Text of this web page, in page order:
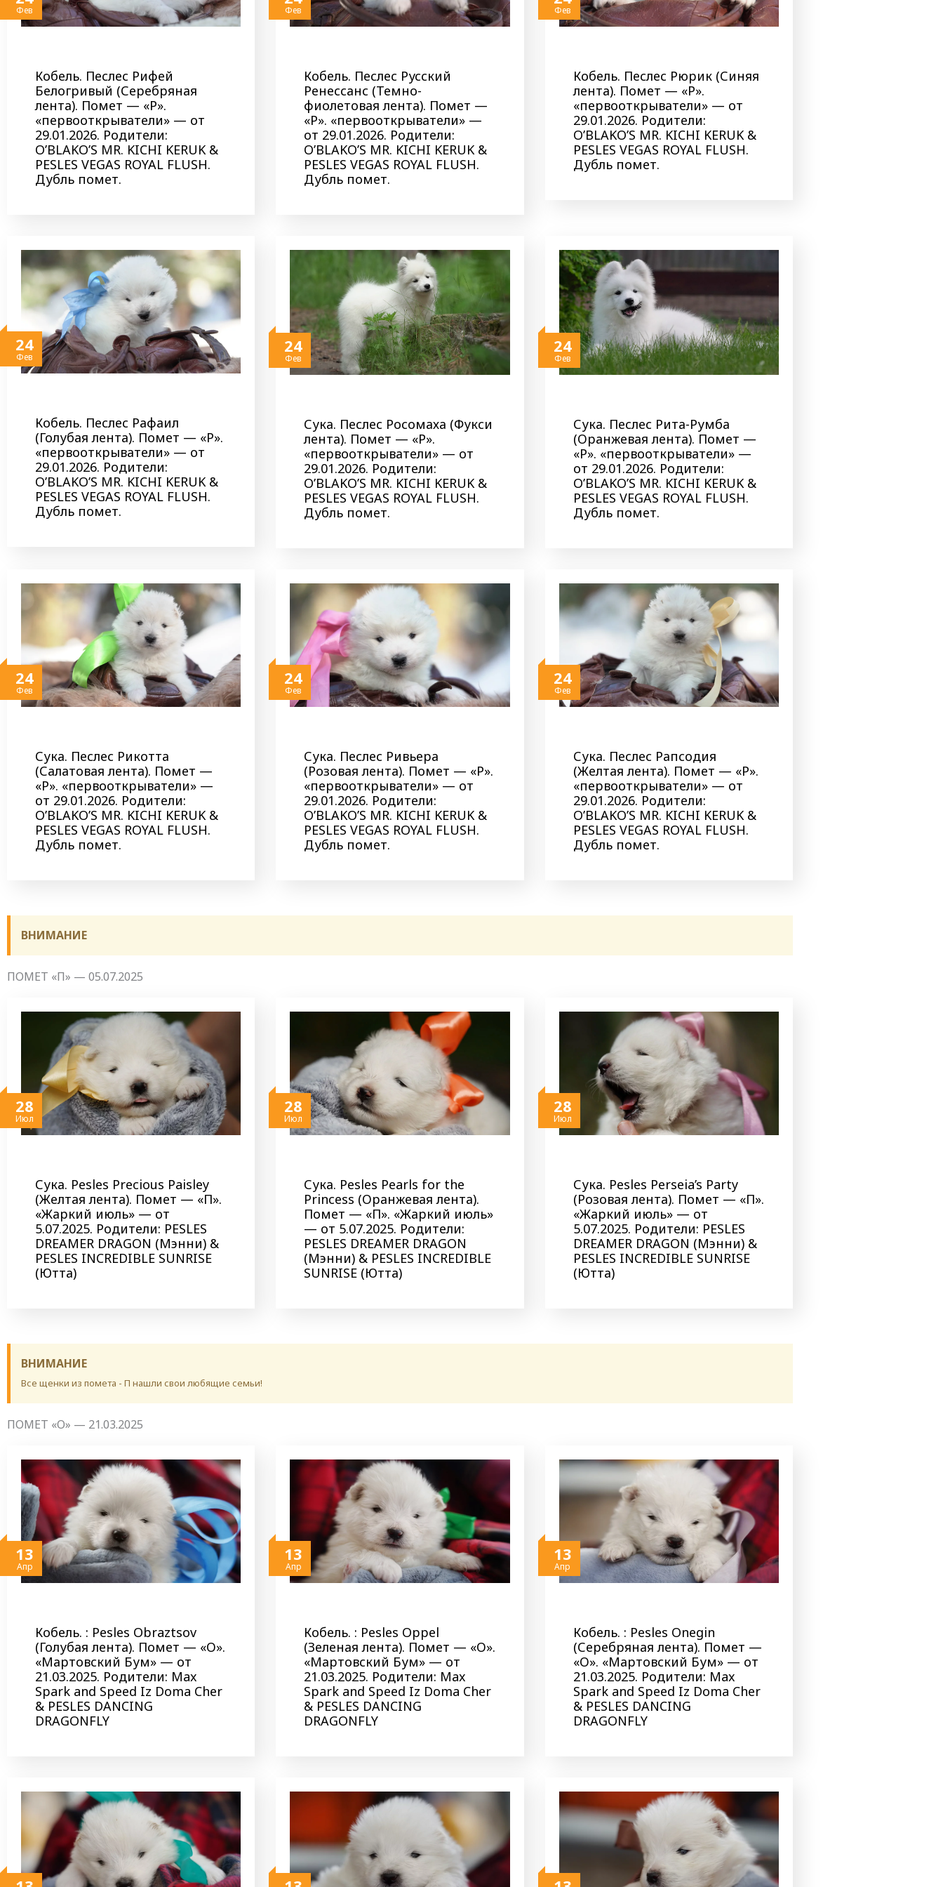
Фев
Кобель. Песлес Рифей
Белогривый (Серебряная
лента). Помет — «Р».
«первооткрыватели» — от
29.01.2026. Родители:
O’BLAKO’S MR. KICHI KERUK &
PESLES VEGAS ROYAL FLUSH.
Дубль помет.
Фев
Кобель. Песлес Русский
Ренессанс (Темно-
фиолетовая лента). Помет —
«Р». «первооткрыватели» —
от 29.01.2026. Родители:
O’BLAKO’S MR. KICHI KERUK &
PESLES VEGAS ROYAL FLUSH.
Дубль помет.
Фев
Кобель. Песлес Рюрик (Синяя
лента). Помет — «Р».
«первооткрыватели» — от
29.01.2026. Родители:
O’BLAKO’S MR. KICHI KERUK &
PESLES VEGAS ROYAL FLUSH.
Дубль помет.
24
Фев
Кобель. Песлес Рафаил
(Голубая лента). Помет — «Р».
«первооткрыватели» — от
29.01.2026. Родители:
O’BLAKO’S MR. KICHI KERUK &
PESLES VEGAS ROYAL FLUSH.
Дубль помет.
24
Фев
Сука. Песлес Росомаха (Фукси
лента). Помет — «Р».
«первооткрыватели» — от
29.01.2026. Родители:
O’BLAKO’S MR. KICHI KERUK &
PESLES VEGAS ROYAL FLUSH.
Дубль помет.
24
Фев
Сука. Песлес Рита-Румба
(Оранжевая лента). Помет —
«Р». «первооткрыватели» —
от 29.01.2026. Родители:
O’BLAKO’S MR. KICHI KERUK &
PESLES VEGAS ROYAL FLUSH.
Дубль помет.
24
Фев
Сука. Песлес Рикотта
(Салатовая лента). Помет —
«Р». «первооткрыватели» —
от 29.01.2026. Родители:
O’BLAKO’S MR. KICHI KERUK &
PESLES VEGAS ROYAL FLUSH.
Дубль помет.
24
Фев
Сука. Песлес Ривьера
(Розовая лента). Помет — «Р».
«первооткрыватели» — от
29.01.2026. Родители:
O’BLAKO’S MR. KICHI KERUK &
PESLES VEGAS ROYAL FLUSH.
Дубль помет.
24
Фев
Сука. Песлес Рапсодия
(Желтая лента). Помет — «Р».
«первооткрыватели» — от
29.01.2026. Родители:
O’BLAKO’S MR. KICHI KERUK &
PESLES VEGAS ROYAL FLUSH.
Дубль помет.
ВНИМАНИЕ
ПОМЕТ «П» — 05.07.2025
28
Июл
Сука. Pesles Precious Paisley
(Желтая лента). Помет — «П».
«Жаркий июль» — от
5.07.2025. Родители: PESLES
DREAMER DRAGON (Мэнни) &
PESLES INCREDIBLE SUNRISE
(Ютта)
28
Июл
Сука. Pesles Pearls for the
Princess (Оранжевая лента).
Помет — «П». «Жаркий июль»
— от 5.07.2025. Родители:
PESLES DREAMER DRAGON
(Мэнни) & PESLES INCREDIBLE
SUNRISE (Ютта)
28
Июл
Сука. Pesles Perseia’s Party
(Розовая лента). Помет — «П».
«Жаркий июль» — от
5.07.2025. Родители: PESLES
DREAMER DRAGON (Мэнни) &
PESLES INCREDIBLE SUNRISE
(Ютта)
ВНИМАНИЕ
Все щенки из помета - П нашли свои любящие семьи!
ПОМЕТ «О» — 21.03.2025
13
Апр
Кобель. : Pesles Obraztsov
(Голубая лента). Помет — «О».
«Мартовский Бум» — от
21.03.2025. Родители: Max
Spark and Speed Iz Doma Cher
& PESLES DANCING
DRAGONFLY
13
Апр
Кобель. : Pesles Oppel
(Зеленая лента). Помет — «О».
«Мартовский Бум» — от
21.03.2025. Родители: Max
Spark and Speed Iz Doma Cher
& PESLES DANCING
DRAGONFLY
13
Апр
Кобель. : Pesles Onegin
(Серебряная лента). Помет —
«О». «Мартовский Бум» — от
21.03.2025. Родители: Max
Spark and Speed Iz Doma Cher
& PESLES DANCING
DRAGONFLY